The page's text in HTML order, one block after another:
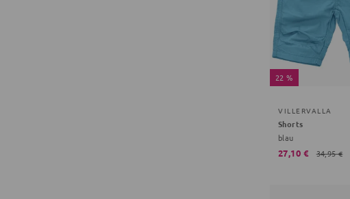
22 %
VILLERVALLA
Shorts
blau
27,10 € 34,95 €